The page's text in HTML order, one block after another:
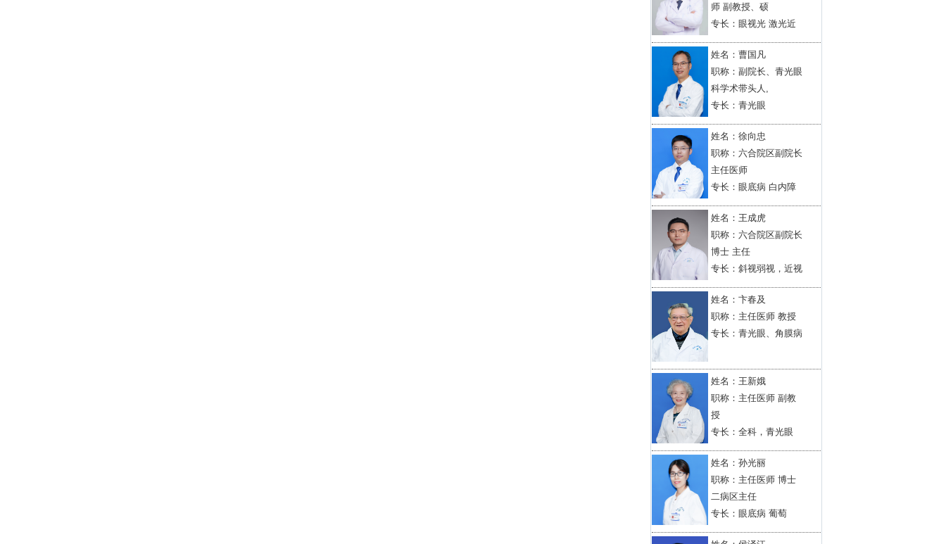
师 副教授、硕
专长：眼视光 激光近
姓名： 曹国凡
职称：副院长、青光眼
科学术带头人,
专长：青光眼
姓名： 徐向忠
职称：六合院区副院长
主任医师
专长：眼底病 白内障
姓名： 王成虎
职称：六合院区副院长
博士 主任
专长：斜视弱视，近视
姓名： 卞春及
职称：主任医师 教授
专长：青光眼、角膜病
姓名： 王新娥
职称：主任医师 副教
授
专长：全科，青光眼
姓名： 孙光丽
职称：主任医师 博士
二病区主任
专长：眼底病 葡萄